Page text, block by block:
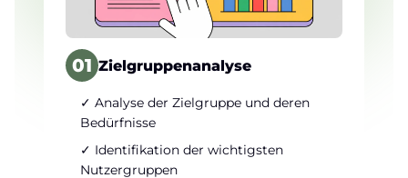
01 Zielgruppenanalyse
✓ Analyse der Zielgruppe und deren
Bedürfnisse
✓ Identifikation der wichtigsten
Nutzergruppen